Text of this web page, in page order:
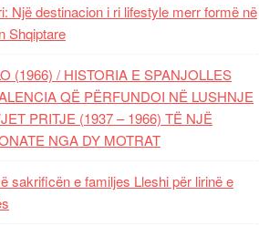
Një destinacion i ri lifestyle merr formë në
Shqiptare
(1966) / HISTORIA E SPANJOLLES
QË PËRFUNDOI NË LUSHNJE
PRITJE (1937 – 1966) TË NJË
NGA DY MOTRAT
sakrificën e familjes Lleshi për lirinë e